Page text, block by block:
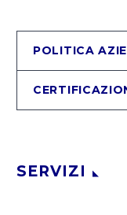
POLITICA
SERVIZI